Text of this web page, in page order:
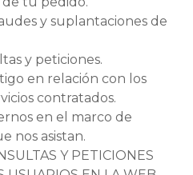
y suplantaciones de
y peticiones.
en relación con los
contratados.
en el marco de
nos asistan.
Y PETICIONES